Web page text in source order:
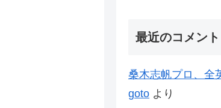
最近のコメント
桑木志帆プロ、全
goto より